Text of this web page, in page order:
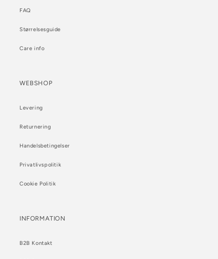
FAQ
Størrelsesguide
Care info
WEBSHOP
Levering
Returnering
Handelsbetingelser
Privatlivspolitik
Cookie Politik
INFORMATION
B2B Kontakt